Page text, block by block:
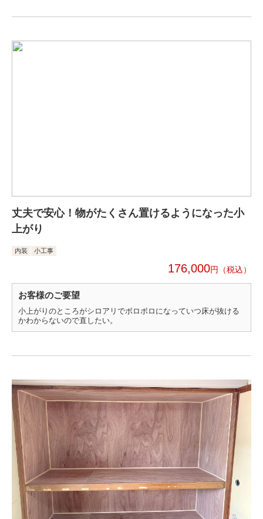
丈夫で安心！物がたくさん置けるようになった小
上がり
内装 小工事
176,000円
お客様のご要望
小上がりのところがシロアリでボロボロになっていつ床が抜ける
かわからないので直したい。